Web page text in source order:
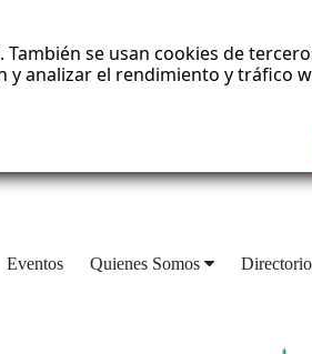
se usan cookies de
analizar el rendimiento y tráfico
Eventos Quienes Somos Directorio